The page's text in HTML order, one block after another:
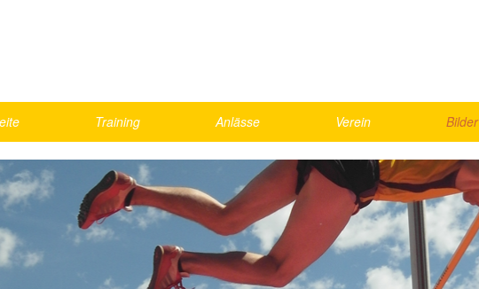
Training
Turnen
U10
U12
U16
Anlässe
Skirennen
Schnällscht Bödeler
Die Schnällschte Oberländer
UBS Kids Cup
LMM Vorrunde
Verein
Vorstand
Agenda
Jahresmeisterschaft
Rekorde
Bestenliste, Statistik
Bilder
2026
2025
2024
2023
2022